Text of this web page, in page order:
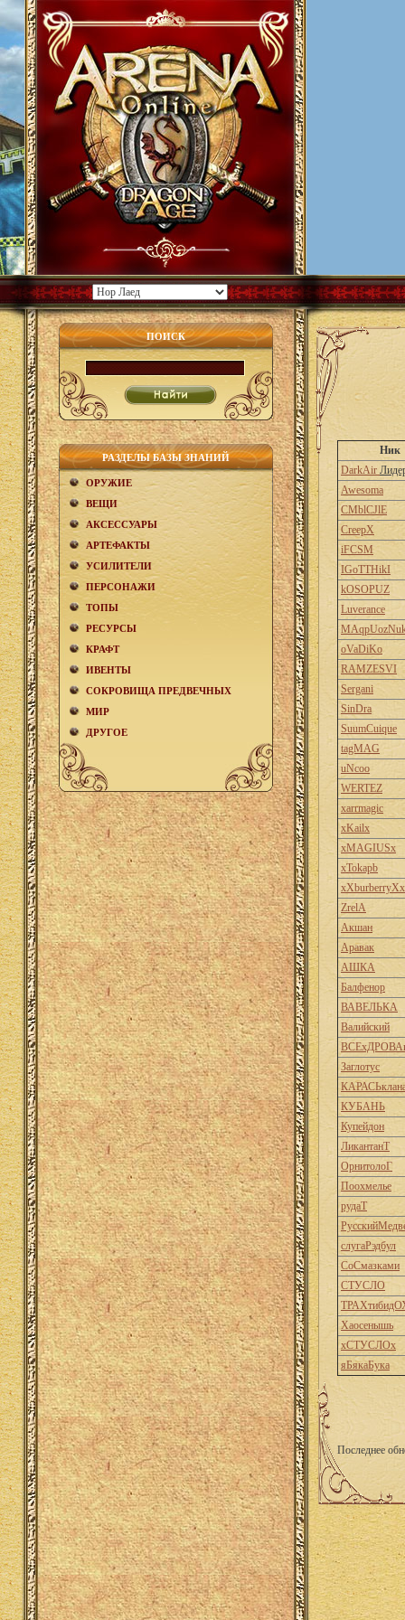
ПОИСК
РАЗДЕЛЫ БАЗЫ ЗНАНИЙ
ОРУЖИЕ
ВЕЩИ
АКCЕСCУАРЫ
АРТЕФАКТЫ
УСИЛИТЕЛИ
ПЕРСОНАЖИ
ТОПЫ
РЕСУРСЫ
КРАФТ
ИВЕНТЫ
СОКРОВИЩА ПРЕДВЕЧНЫХ
МИР
ДРУГОЕ
Ник
DarkAir
Awesoma
CMblCJlE
CreepX
iFCSM
IGoTTHikI
kOSOPUZ
Luverance
oVaDiKo
RAMZESVI
Sergani
SinDra
SuumCuique
tagMAG
uNcoo
WERTEZ
xarrmagic
xKailx
xMAGIUSx
xTokapb
xXburberryXx
ZrelA
Акшан
Аравак
АШКА
Балфенор
ВАВЕЛЬКА
Валийский
Заглотус
КУБАНЬ
Купейдон
ЛикантанТ
ОрнитолоГ
Поохмелье
рудаТ
слугаРэдбул
СоСмазками
СТУСЛО
Хаосенышь
хСТУСЛОх
яБякаБука
Последнее